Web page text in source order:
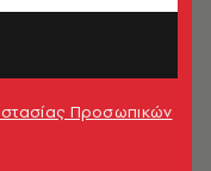
Προσωπικών